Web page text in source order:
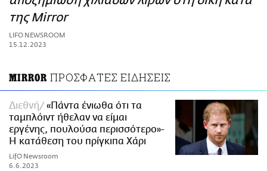
ΑΜΠΑ
PRINT
της Mirror
LIFO NEWSROOM
15.12.2023
MIRROR ΠΡΟΣΦΑΤΕΣ ΕΙΔΗΣΕΙΣ
Διεθνή
«Πάντα ένιωθα ότι τα
ταμπλόιντ ήθελαν να είμαι
εργένης, πουλούσα περισσότερο»-
Η κατάθεση του πρίγκιπα Χάρι
LifO Newsroom
6.6.2023